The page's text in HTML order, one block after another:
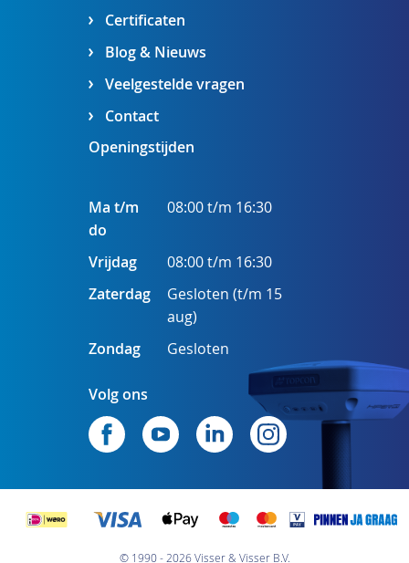
Certificaten
Blog & Nieuws
Veelgestelde vragen
Contact
Openingstijden
Ma t/m
do
08:00 t/m 16:30
Vrijdag
08:00 t/m 16:30
Zaterdag
Gesloten (t/m 15
aug)
Zondag
Gesloten
Volg ons
© 1990 - 2026 Visser & Visser B.V.